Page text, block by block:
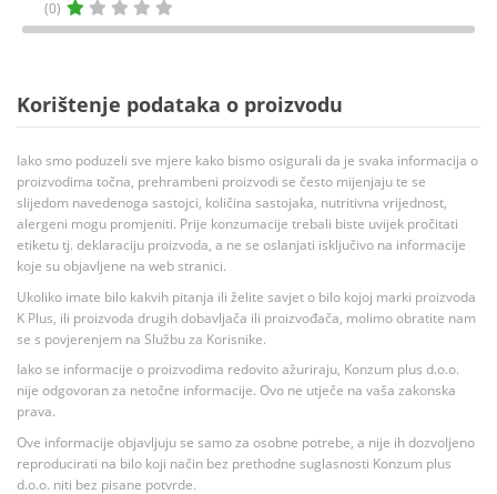
(0)
Korištenje podataka o proizvodu
Iako smo poduzeli sve mjere kako bismo osigurali da je svaka informacija o
proizvodima točna, prehrambeni proizvodi se često mijenjaju te se
slijedom navedenoga sastojci, količina sastojaka, nutritivna vrijednost,
alergeni mogu promjeniti. Prije konzumacije trebali biste uvijek pročitati
etiketu tj. deklaraciju proizvoda, a ne se oslanjati isključivo na informacije
koje su objavljene na web stranici.
Ukoliko imate bilo kakvih pitanja ili želite savjet o bilo kojoj marki proizvoda
K Plus, ili proizvoda drugih dobavljača ili proizvođača, molimo obratite nam
se s povjerenjem na Službu za Korisnike.
Iako se informacije o proizvodima redovito ažuriraju, Konzum plus d.o.o.
nije odgovoran za netočne informacije. Ovo ne utječe na vaša zakonska
prava.
Ove informacije objavljuju se samo za osobne potrebe, a nije ih dozvoljeno
reproducirati na bilo koji način bez prethodne suglasnosti Konzum plus
d.o.o. niti bez pisane potvrde.